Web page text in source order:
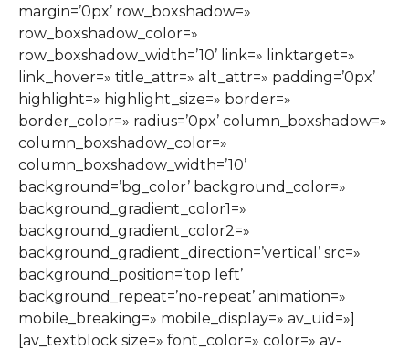
margin=’0px’ row_boxshadow=»
row_boxshadow_color=»
row_boxshadow_width=’10’ link=» linktarget=»
link_hover=» title_attr=» alt_attr=» padding=’0px’
highlight=» highlight_size=» border=»
border_color=» radius=’0px’ column_boxshadow=»
column_boxshadow_color=»
column_boxshadow_width=’10’
background=’bg_color’ background_color=»
background_gradient_color1=»
background_gradient_color2=»
background_gradient_direction=’vertical’ src=»
background_position=’top left’
background_repeat=’no-repeat’ animation=»
mobile_breaking=» mobile_display=» av_uid=»]
[av_textblock size=» font_color=» color=» av-